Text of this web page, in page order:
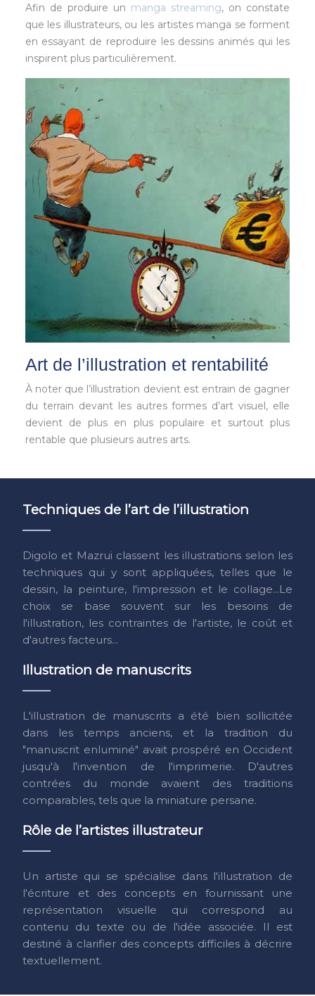
Afin de produire un manga streaming, on constate
que les illustrateurs, ou les artistes manga se forment
en essayant de reproduire les dessins animés qui les
inspirent plus particulièrement.
Art de l’illustration et rentabilité
À noter que l’illustration devient est entrain de gagner
du terrain devant les autres formes d’art visuel, elle
devient de plus en plus populaire et surtout plus
rentable que plusieurs autres arts.
Techniques de l’art de l’illustration
Digolo et Mazrui classent les illustrations selon les
techniques qui y sont appliquées, telles que le
dessin, la peinture, l'impression et le collage...Le
choix se base souvent sur les besoins de
l'illustration, les contraintes de l'artiste, le coût et
d'autres facteurs...
Illustration de manuscrits
L'illustration de manuscrits a été bien sollicitée
dans les temps anciens, et la tradition du
"manuscrit enluminé" avait prospéré en Occident
jusqu'à l'invention de l'imprimerie. D'autres
contrées du monde avaient des traditions
comparables, tels que la miniature persane.
Rôle de l’artistes illustrateur
Un artiste qui se spécialise dans l'illustration de
l'écriture et des concepts en fournissant une
représentation visuelle qui correspond au
contenu du texte ou de l'idée associée. Il est
destiné à clarifier des concepts difficiles à décrire
textuellement.